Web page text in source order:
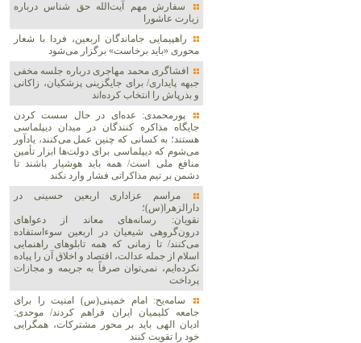
سفارش مهم آیت‌الله حق شناس درباره
زیارت عاشورا
راهپیمایی جاماندگان اربعین، فردا با شعار
محوری «باید برخاست» برگزار می‌شود
افشاگری محمد مهاجری درباره جلسه مخفی
جبهه پایداری/ برای جایگزینی پزشکیان، زاکانی
و بذرپاش را انتخاب کرده‌اند
پورمحمدی: عده‌ای در حال سست کردن
جایگاه مذاکره کنندگان در میدان دیپلماسی
هستند؛ به کسانی که چنین عمل می‌کنند، یادآور
می‌شوم که دیپلماسی برای دولت‌ها ابزار تأمین
منافع ملی است/ همه باید هوشیار باشند تا
دشمن بر تیم مذاکراتی فشار وارد نکند
مراسم عزاداری اربعین حسینی در
دارالزهرا(س)؛
نقویان: رسانه‌های معاند از دعواهای
درون‌گروهی شیعیان در اربعین سوءاستفاده
می‌کنند/ تا زمانی که همه تابلوهای راهنمایی
اسلام از جمله عدالت، اقتصاد و اخلاق آن را پیاده
نکرده‌ایم، نمی‌توان صرفاً به جریمه و مجازات
پرداخت
سامه‌یح: امام خمینی(س) امنیت را برای
جامعه کلیمیان ایران فراهم کردند/ موحدی:
ادیان الهی باید بر محور مشترکات، همگرایی
خود را تقویت کنند